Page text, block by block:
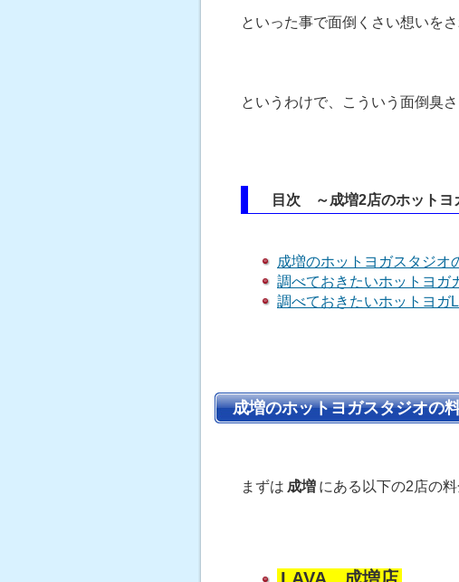
といった事で面倒くさい想いを
というわけで、こういう面倒臭
目次 ～成増2店のホットヨ
成増のホットヨガスタジオ
調べておきたいホットヨガ
調べておきたいホットヨガ
成増のホットヨガスタジオの
まずは 成増 にある以下の2店の